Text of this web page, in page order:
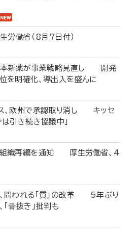
生労働省（8月7日付）
本新薬が事業戦略見直し 開発
を明確化、導出入を盛んに
、欧州で承認取り消し キッセ
は引き続き協議中」
組織再編を通知 厚生労働省、4
問われる「質」の改革 5年ぶり
「骨抜き」批判も